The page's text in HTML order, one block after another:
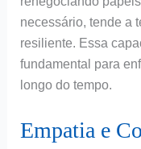
necessário, tende a
resiliente. Essa
fundamental para
longo do tempo.
Empatia e